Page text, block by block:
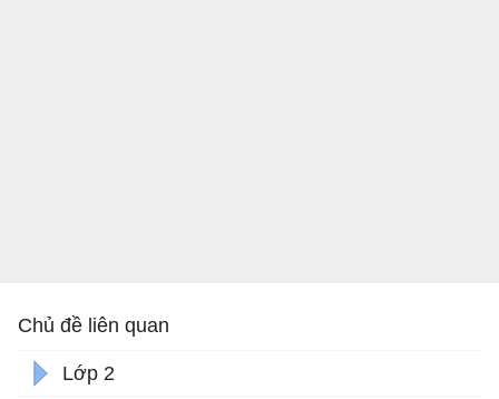
Chủ đề liên quan
Lớp 2